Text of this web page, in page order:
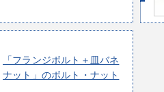
「フランジボルト＋皿バネ
ナット」のボルト・ナット